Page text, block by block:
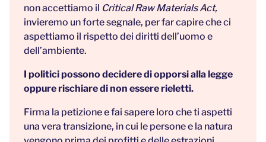
non accettiamo il Critical Raw Materials Act,
invieremo un forte segnale, per far capire che ci
aspettiamo il rispetto dei diritti dell’uomo e
dell’ambiente.
I politici possono decidere di opporsi alla legge
oppure rischiare di non essere rieletti.
Firma la petizione e fai sapere loro che ti aspetti
una vera transizione, in cui le persone e la natura